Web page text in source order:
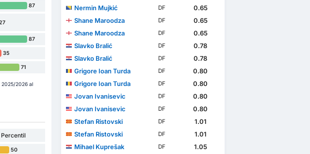
87
87
35
71
2025/2026 al
Percentil
50
Nermin Mujkić
DF
0.65
Shane Maroodza
DF
0.65
Shane Maroodza
DF
0.65
Slavko Bralić
DF
0.78
Slavko Bralić
DF
0.78
Grigore Ioan Turda
DF
0.80
Grigore Ioan Turda
DF
0.80
Jovan Ivanisevic
DF
0.80
Jovan Ivanisevic
DF
0.80
Stefan Ristovski
DF
1.01
Stefan Ristovski
DF
1.01
Mihael Kuprešak
DF
1.05